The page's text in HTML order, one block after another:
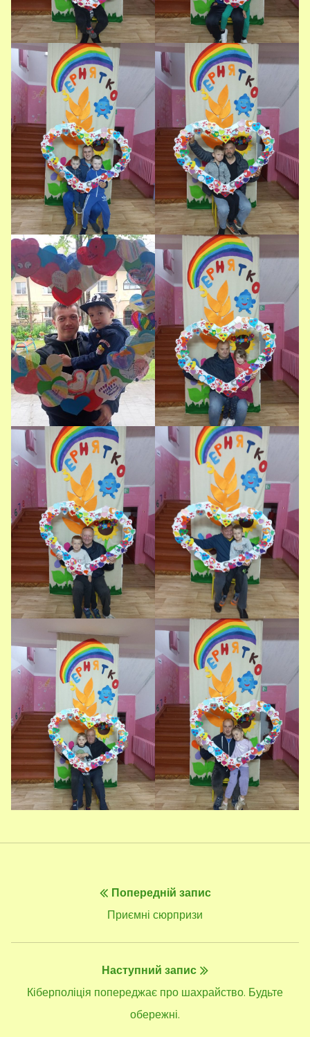
Попередній запис
Попередній
Приємні сюрпризи
Наступний запис
Наступний
Кіберполіція попереджає про шахрайство. Будьте
обережні.